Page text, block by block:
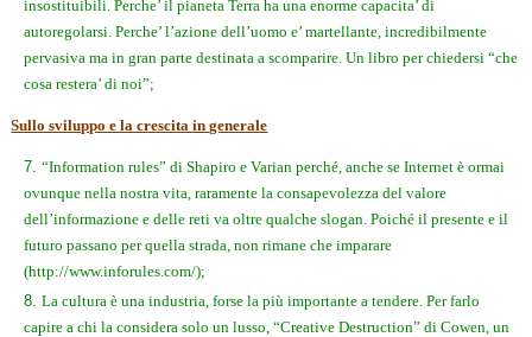
insostituibili. Perche’ il pianeta Terra ha una enorme capacita’ di
autoregolarsi. Perche’ l’azione dell’uomo e’ martellante, incredibilmente
pervasiva ma in gran parte destinata a scomparire. Un libro per chiedersi “che
cosa restera’ di noi”;
Sullo sviluppo e la crescita in generale
“Information rules” di Shapiro e Varian perché, anche se Internet è ormai
ovunque nella nostra vita, raramente la consapevolezza del valore
dell’informazione e delle reti va oltre qualche slogan. Poiché il presente e il
futuro passano per quella strada, non rimane che imparare
(http://www.inforules.com/);
La cultura è una industria, forse la più importante a tendere. Per farlo
capire a chi la considera solo un lusso, “Creative Destruction” di Cowen, un